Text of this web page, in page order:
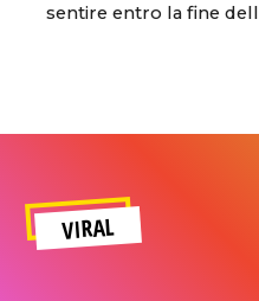
sentire entro la fine
VIRAL